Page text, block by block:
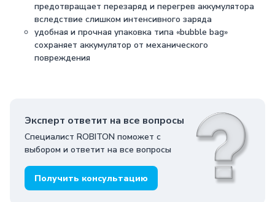
предотвращает перезаряд и перегрев аккумулятора
вследствие слишком интенсивного заряда
удобная и прочная упаковка типа «bubble bag»
сохраняет аккумулятор от механического
повреждения
Эксперт ответит на все вопросы
Специалист ROBITON поможет с
выбором и ответит на все вопросы
Получить консультацию